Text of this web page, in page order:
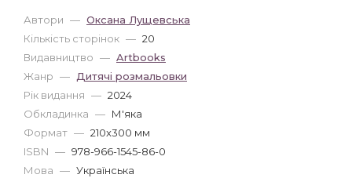
Автори — Оксана Лущевська
Кількість сторінок — 20
Видавництво — Artbooks
Жанр — Дитячі розмальовки
Рік видання — 2024
Обкладинка — М'яка
Формат — 210x300 мм
ISBN — 978-966-1545-86-0
Мова — Українська